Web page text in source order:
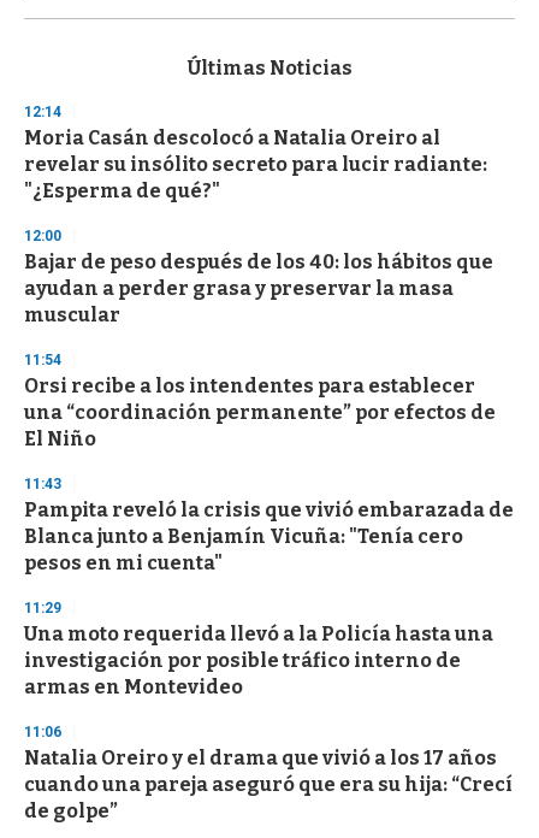
s
d
s
o
f
s
e
c
o
n
Últimas Noticias
12:14
Moria Casán descolocó a Natalia Oreiro al
revelar su insólito secreto para lucir radiante:
"¿Esperma de qué?"
12:00
Bajar de peso después de los 40: los hábitos que
ayudan a perder grasa y preservar la masa
muscular
11:54
Orsi recibe a los intendentes para establecer
una “coordinación permanente” por efectos de
El Niño
11:43
Pampita reveló la crisis que vivió embarazada de
Blanca junto a Benjamín Vicuña: "Tenía cero
pesos en mi cuenta"
11:29
Una moto requerida llevó a la Policía hasta una
investigación por posible tráfico interno de
armas en Montevideo
11:06
Natalia Oreiro y el drama que vivió a los 17 años
cuando una pareja aseguró que era su hija: “Crecí
de golpe”